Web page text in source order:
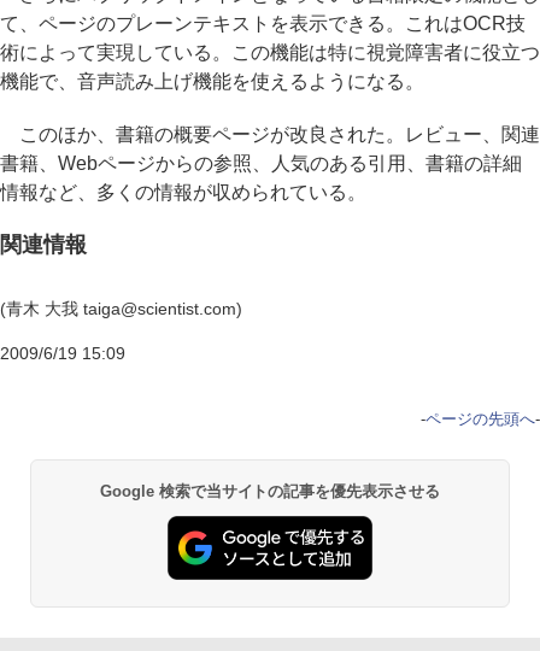
て、ページのプレーンテキストを表示できる。これはOCR技
術によって実現している。この機能は特に視覚障害者に役立つ
機能で、音声読み上げ機能を使えるようになる。
このほか、書籍の概要ページが改良された。レビュー、関連
書籍、Webページからの参照、人気のある引用、書籍の詳細
情報など、多くの情報が収められている。
関連情報
(青木 大我 taiga@scientist.com)
2009/6/19 15:09
-ページの先頭へ-
Google 検索で当サイトの記事を優先表示させる